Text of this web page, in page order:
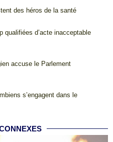
des héros de la santé
qualifiées d’acte inacceptable
accuse le Parlement
s’engagent dans le